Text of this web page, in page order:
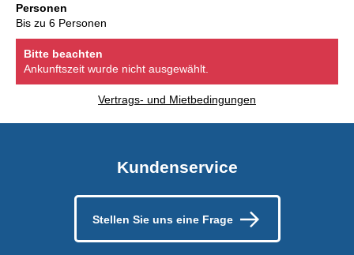
Personen
Bis zu 6 Personen
Bitte beachten
Ankunftszeit wurde nicht ausgewählt.
Vertrags- und Mietbedingungen
Kundenservice
Stellen Sie uns eine Frage